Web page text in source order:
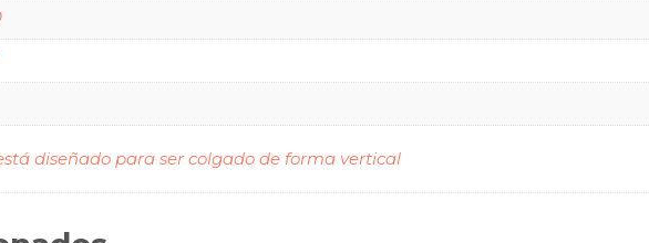
diseñado para ser colgado de forma vertical